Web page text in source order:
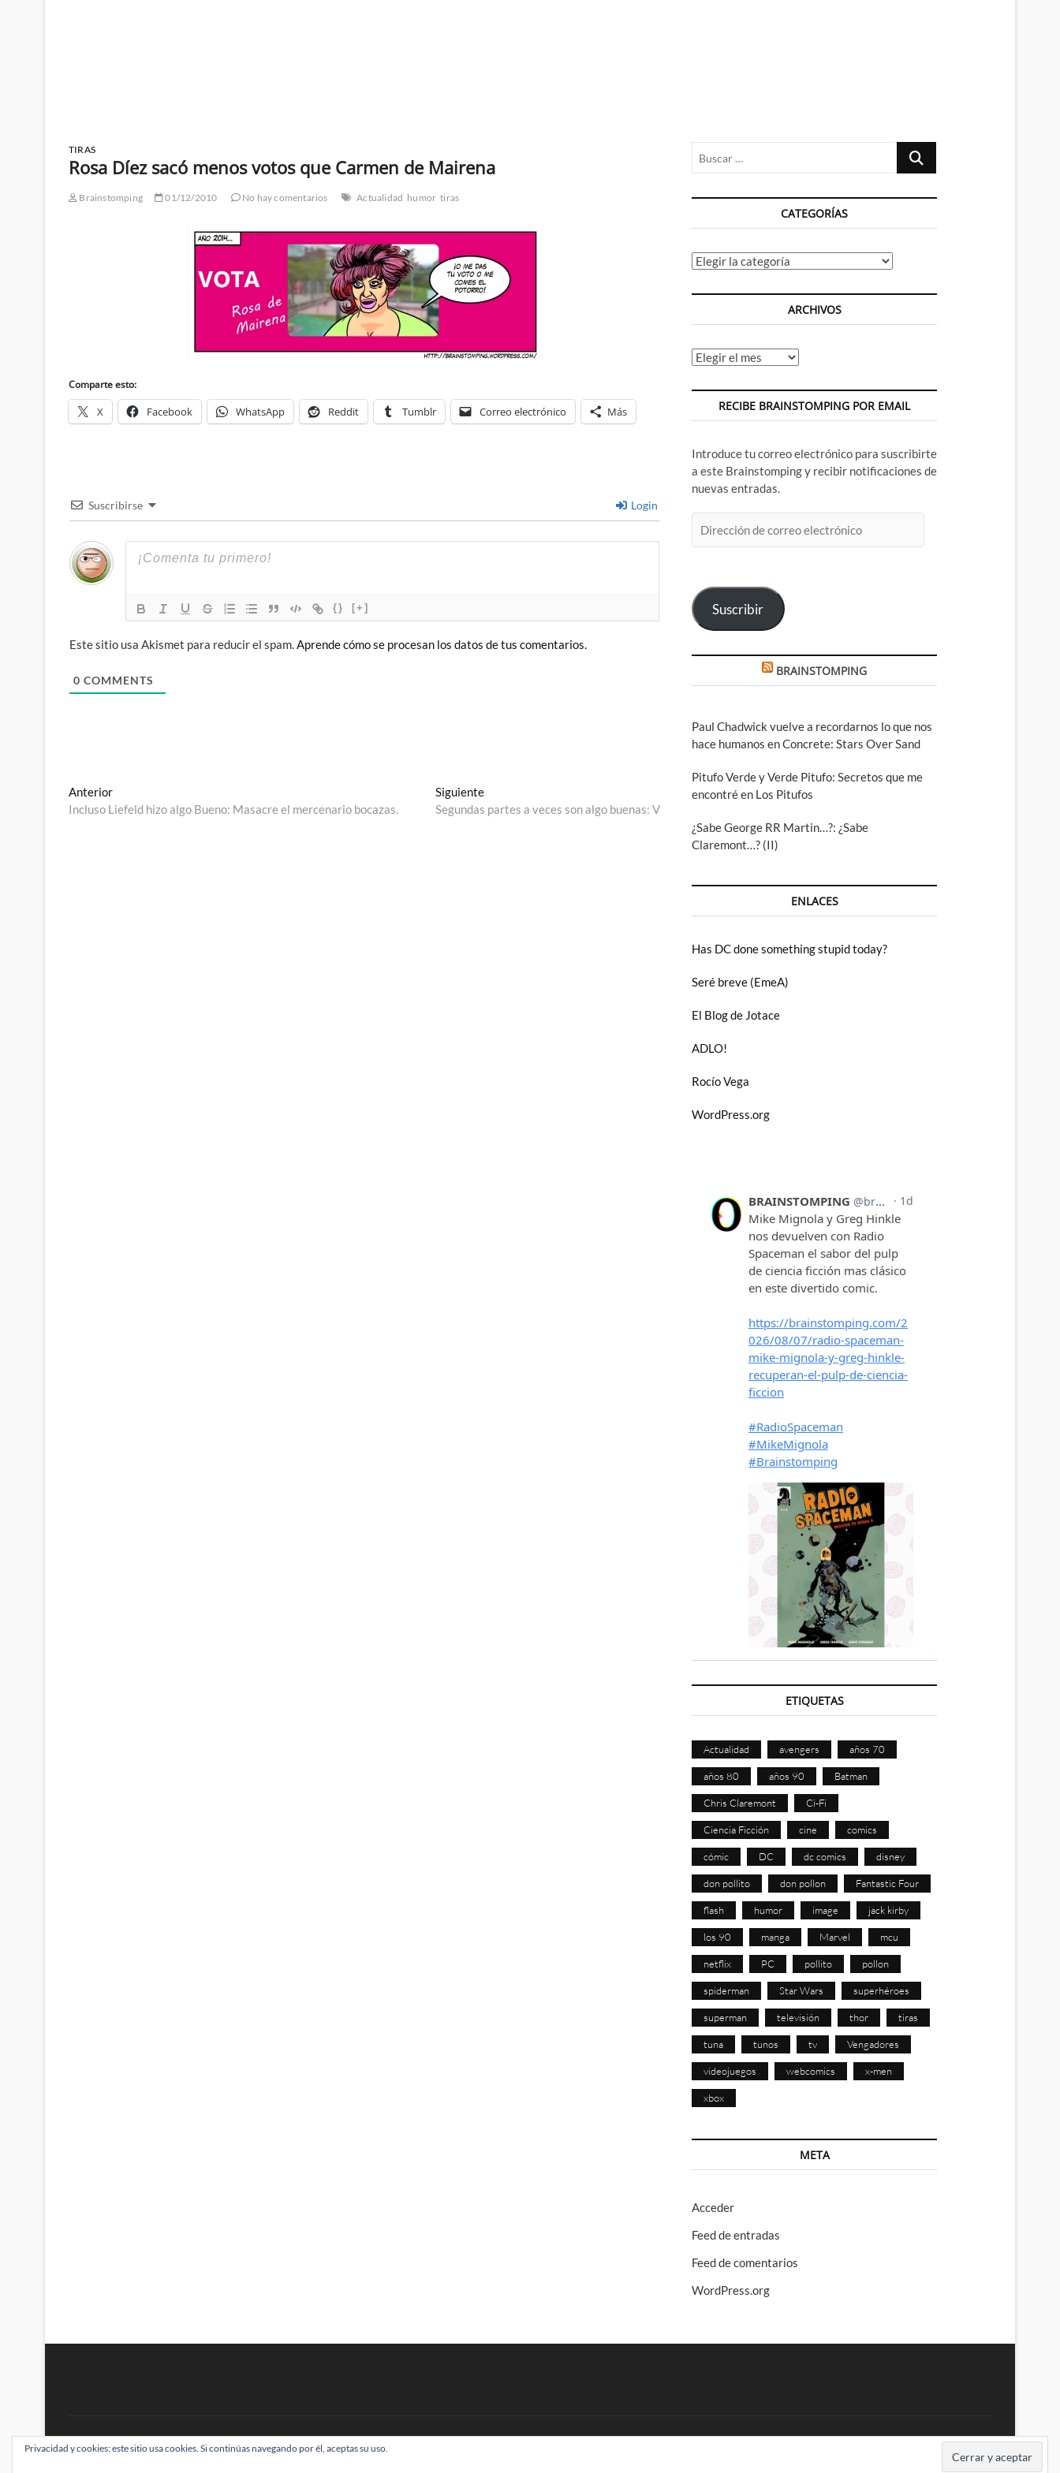
TIRAS
Rosa Díez sacó menos votos que Carmen de Mairena
Brainstomping 01/12/2010 No hay comentarios Actualidad humor tiras
Comparte esto:
X Facebook WhatsApp Reddit Tumblr Correo electrónico Más
Suscribirse Login
{} [+]
Este sitio usa Akismet para reducir el spam.Aprende cómo se procesan los datos de tus comentarios.
0 COMMENTS
Navegación
de
AnteriorEntrada
anterior:
Incluso Liefeld hizo algo Bueno: Masacre el mercenario bocazas.
SiguienteEntrada
siguiente:
Segundas partes a veces son algo buenas: V
Buscar
CATEGORÍAS
Categorías
ARCHIVOS
Archivos
RECIBE BRAINSTOMPING POR EMAIL
Introduce tu correo electrónico para suscribirte
a este Brainstomping y recibir notificaciones de
nuevas entradas.
de
Suscribir
BRAINSTOMPING
Paul Chadwick vuelve a recordarnos lo que nos
hace humanos en Concrete: Stars Over Sand
Pitufo Verde y Verde Pitufo: Secretos que me
encontré en Los Pitufos
¿Sabe George RR Martin…?: ¿Sabe
Claremont…? (II)
ENLACES
Has DC done something stupid today?
Seré breve (EmeA)
El Blog de Jotace
ADLO!
Rocío Vega
WordPress.org
ETIQUETAS
Actualidad avengers años 70
años 80 años 90 Batman
Chris Claremont Ci-Fi
Ciencia Ficción cine comics
cómic DC dc comics disney
don pollito don pollon Fantastic Four
flash humor image jack kirby
los 90 manga Marvel mcu
netflix PC pollito pollon
spiderman Star Wars superhéroes
superman televisión thor tiras
tuna tunos tv Vengadores
videojuegos webcomics x-men
xbox
META
Acceder
Feed de entradas
Feed de comentarios
WordPress.org
BRAINSTOMPING| Diseñado por:Theme Freesia|WordPress| © Todos los derechos reservados
Privacidad y cookies: este sitio usa cookies. Si continúas navegando por él, aceptas su uso.